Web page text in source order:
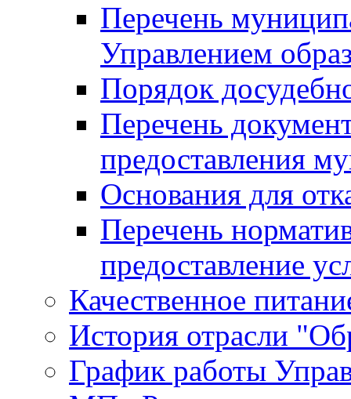
Перечень
Управлением
Порядок
Перечень
предоставления
Основания для
Перечень
предоставление
Качественное
История отрасли
График работы